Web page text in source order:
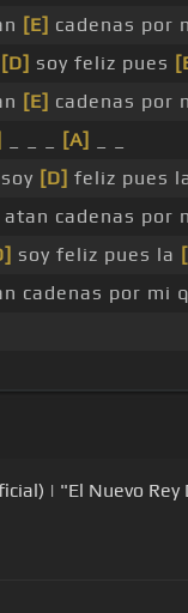
[E] cadenas por
[D] soy feliz pues
[E] cadenas por
[A]
[D] feliz pues
atan cadenas por
soy feliz pues la
cadenas por mi
| "El Nuevo Rey